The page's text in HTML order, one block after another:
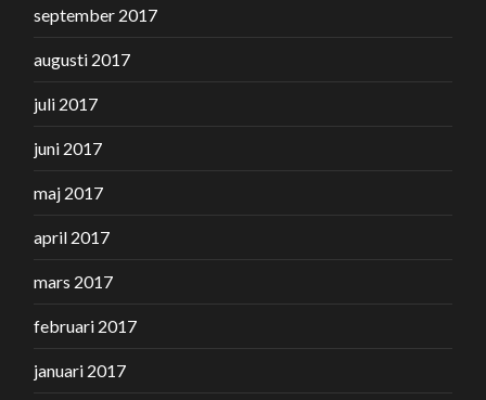
september 2017
augusti 2017
juli 2017
juni 2017
maj 2017
april 2017
mars 2017
februari 2017
januari 2017